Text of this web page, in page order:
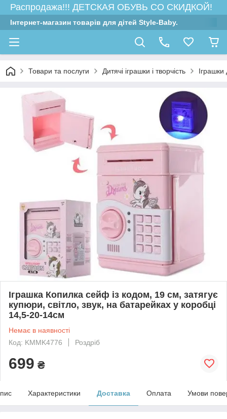
Распродажа!!! ДЕТСКАЯ ОБУВЬ СО СКИДКОЙ!
Інтернет-магазин товарів для дітей Style-Baby.
Товари та послуги Дитячі іграшки і творчість Іграшки
Іграшка Копилка сейф із кодом, 19 см, затягує
купюри, світло, звук, на батарейках у коробці
14,5-20-14см
Немає в наявності
Код: KMMK4776
Роздріб
699 ₴
Характеристики Доставка Оплата Умови